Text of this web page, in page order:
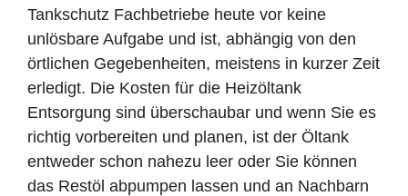
Tankschutz Fachbetriebe heute vor keine
unlösbare Aufgabe und ist, abhängig von den
örtlichen Gegebenheiten, meistens in kurzer Zeit
erledigt. Die Kosten für die Heizöltank
Entsorgung sind überschaubar und wenn Sie es
richtig vorbereiten und planen, ist der Öltank
entweder schon nahezu leer oder Sie können
das Restöl abpumpen lassen und an Nachbarn